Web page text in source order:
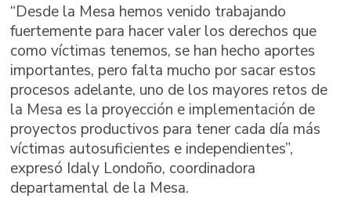
“Desde la Mesa hemos venido trabajando
fuertemente para hacer valer los derechos que
como víctimas tenemos, se han hecho aportes
importantes, pero falta mucho por sacar estos
procesos adelante, uno de los mayores retos de
la Mesa es la proyección e implementación de
proyectos productivos para tener cada día más
víctimas autosuficientes e independientes”,
expresó Idaly Londoño, coordinadora
departamental de la Mesa.